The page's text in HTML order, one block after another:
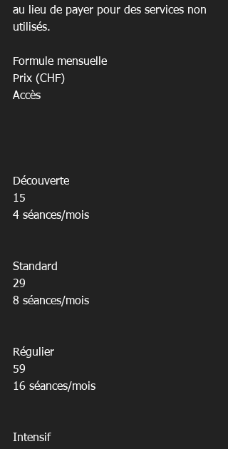
au lieu de payer pour des services non
utilisés.
Formule mensuelle
Prix (CHF)
Accès
Découverte
15
4 séances/mois
Standard
29
8 séances/mois
Régulier
59
16 séances/mois
Intensif